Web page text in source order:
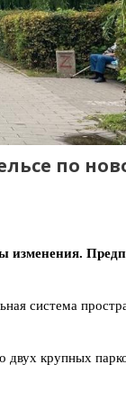
по
система
двух крупных